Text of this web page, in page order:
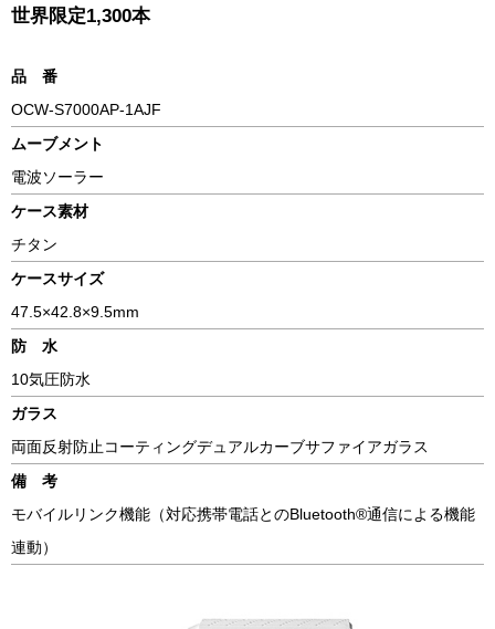
世界限定1,300本
品 番
OCW-S7000AP-1AJF
ムーブメント
電波ソーラー
ケース素材
チタン
ケースサイズ
47.5×42.8×9.5mm
防 水
10気圧防水
ガラス
両面反射防止コーティングデュアルカーブサファイアガラス
備 考
モバイルリンク機能（対応携帯電話とのBluetooth®通信による機能
連動）